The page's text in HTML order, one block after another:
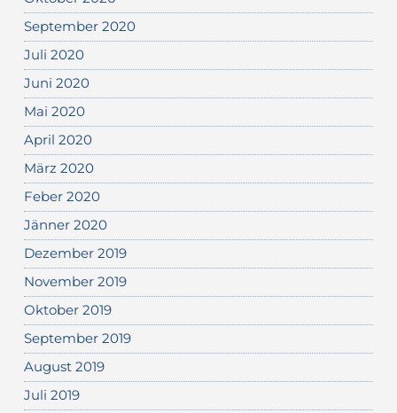
September 2020
Juli 2020
Juni 2020
Mai 2020
April 2020
März 2020
Feber 2020
Jänner 2020
Dezember 2019
November 2019
Oktober 2019
September 2019
August 2019
Juli 2019